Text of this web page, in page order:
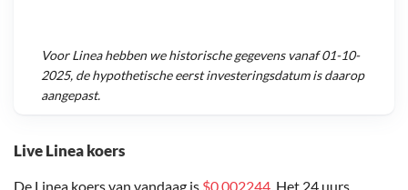
Live Linea koers
De Linea koers van vandaag is $0,002244. Het 24 uurs
VoorLineahebben we historische gegevens vanaf01-10-
2025, de hypothetische eerst investeringsdatum is daarop
aangepast.